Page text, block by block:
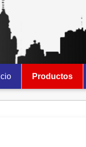
Productos